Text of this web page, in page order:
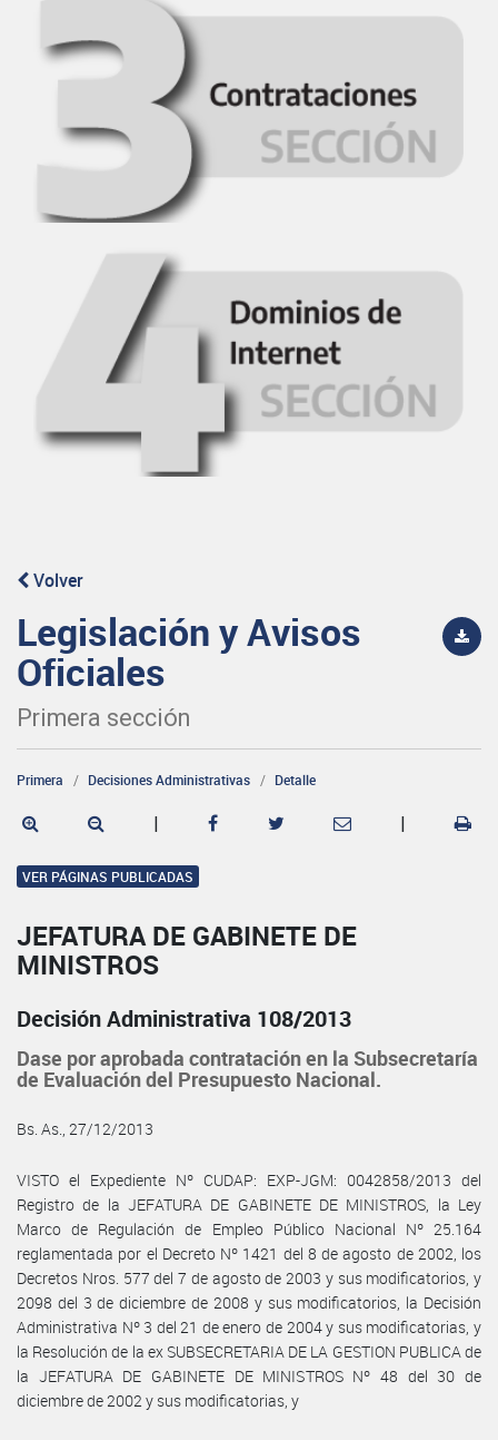
Volver
Legislación y Avisos
Oficiales
Primera sección
Primera Decisiones Administrativas Detalle
| |
VER PÁGINAS PUBLICADAS
JEFATURA DE GABINETE DE
MINISTROS
Decisión Administrativa 108/2013
Dase por aprobada contratación en la Subsecretaría
de Evaluación del Presupuesto Nacional.
Bs. As., 27/12/2013
VISTO el Expediente Nº CUDAP: EXP-JGM: 0042858/2013 del
Registro de la JEFATURA DE GABINETE DE MINISTROS, la Ley
Marco de Regulación de Empleo Público Nacional Nº 25.164
reglamentada por el Decreto Nº 1421 del 8 de agosto de 2002, los
Decretos Nros. 577 del 7 de agosto de 2003 y sus modificatorios, y
2098 del 3 de diciembre de 2008 y sus modificatorios, la Decisión
Administrativa Nº 3 del 21 de enero de 2004 y sus modificatorias, y
la Resolución de la ex SUBSECRETARIA DE LA GESTION PUBLICA de
la JEFATURA DE GABINETE DE MINISTROS Nº 48 del 30 de
diciembre de 2002 y sus modificatorias, y